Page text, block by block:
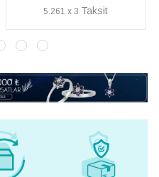
41.848 x 3